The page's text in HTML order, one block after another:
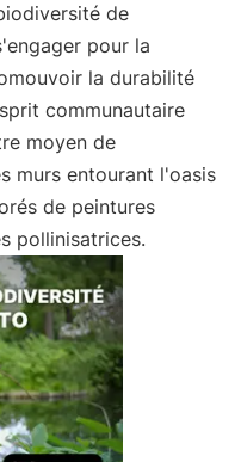
de
pour la
la durabilité
communautaire
moyen de
murs entourant l'oasis
de peintures
pollinisatrices.